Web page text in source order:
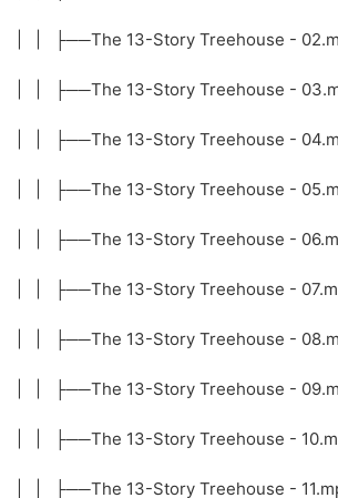
| | ├──The 13-Story Treehouse -
| | ├──The 13-Story Treehouse -
| | ├──The 13-Story Treehouse -
| | ├──The 13-Story Treehouse -
| | ├──The 13-Story Treehouse -
| | ├──The 13-Story Treehouse -
| | ├──The 13-Story Treehouse -
| | ├──The 13-Story Treehouse -
| | ├──The 13-Story Treehouse -
| | ├──The 13-Story Treehouse -